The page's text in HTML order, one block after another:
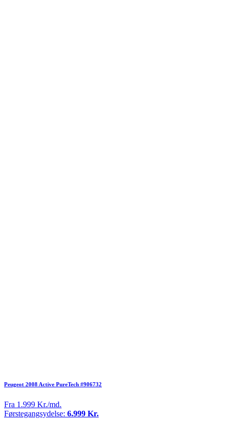
Peugeot 2008 Active PureTech #906732
Fra 1.999 Kr./md.
Førstegangsydelse: 6.999 Kr.